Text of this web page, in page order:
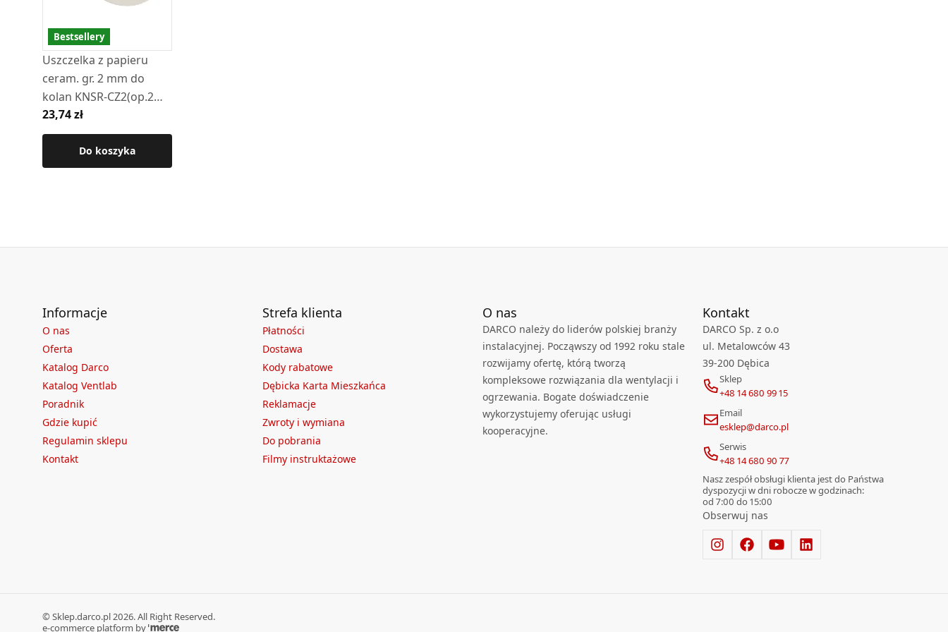
Bestsellery
Uszczelka z papieru
ceram. gr. 2 mm do
kolan KNSR-CZ2(op.2
szt)
23,74 zł
Do koszyka
Informacje
O nas
Oferta
Katalog Darco
Katalog Ventlab
Poradnik
Gdzie kupić
Regulamin sklepu
Kontakt
Strefa klienta
Płatności
Dostawa
Kody rabatowe
Dębicka Karta Mieszkańca
Reklamacje
Zwroty i wymiana
Do pobrania
Filmy instruktażowe
O nas
DARCO należy do liderów polskiej branży
instalacyjnej. Począwszy od 1992 roku stale
rozwijamy ofertę, którą tworzą
kompleksowe rozwiązania dla wentylacji i
ogrzewania. Bogate doświadczenie
wykorzystujemy oferując usługi
kooperacyjne.
Kontakt
DARCO Sp. z o.o
ul. Metalowców 43
39-200 Dębica
Sklep
+48 14 680 99 15
Email
esklep@darco.pl
Serwis
+48 14 680 90 77
Nasz zespół obsługi klienta jest do Państwa
dyspozycji w dni robocze w godzinach:
od 7:00 do 15:00
Obserwuj nas
© Sklep.darco.pl 2026. All Right Reserved.
e-commerce platform by